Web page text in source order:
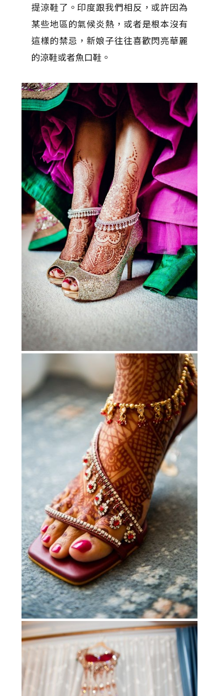
提涼鞋了。印度跟我們相反，或許因為
某些地區的氣候炎熱，或者是根本沒有
這樣的禁忌，新娘子往往喜歡閃亮華麗
的涼鞋或者魚口鞋。